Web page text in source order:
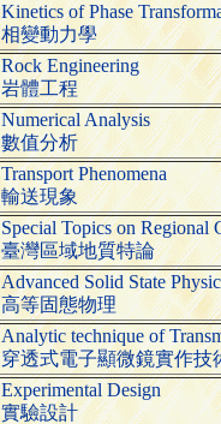
Kinetics of Phase
相變動力學
Rock Engineering
岩體工程
Numerical Analysis
數值分析
Transport Phenomena
輸送現象
Special Topics on Regional
臺灣區域地質特論
Advanced Solid State
高等固態物理
Analytic technique of
穿透式電子顯微鏡實作技
Experimental Design
實驗設計